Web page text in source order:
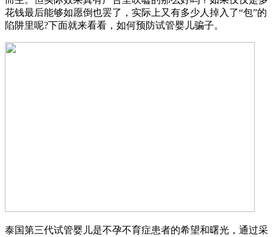
花钱最后能够如愿倒也罢了，实际上又有多少人掉入了“包”的
陷阱里呢?下面就来看看，如何预防试管婴儿骗子。
泰国第三代试管婴儿是不孕不育症患者的希望和曙光，通过采